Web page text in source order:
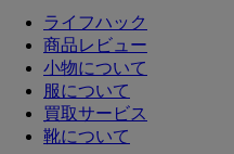
ライフハック
商品レビュー
小物について
服について
買取サービス
靴について